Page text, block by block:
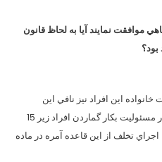
موافقت نمايند آيا به لحاظ قانون
بود؟
بكار گماردن افراد زير 15
تخلف از اين قاعده آمره در ماده